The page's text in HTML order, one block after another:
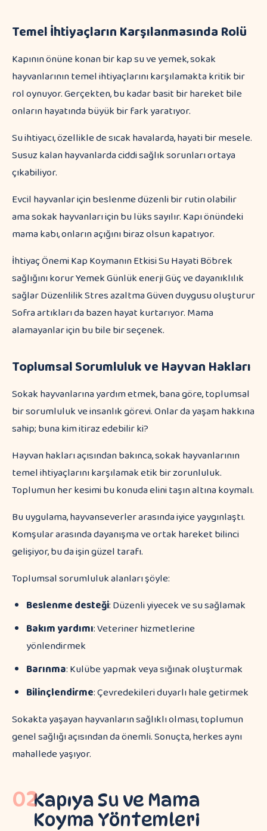
Temel İhtiyaçların Karşılanmasında Rolü
Kapının önüne konan bir kap su ve yemek, sokak
hayvanlarının temel ihtiyaçlarını karşılamakta kritik bir
rol oynuyor. Gerçekten, bu kadar basit bir hareket bile
onların hayatında büyük bir fark yaratıyor.
Su ihtiyacı, özellikle de sıcak havalarda, hayati bir mesele.
Susuz kalan hayvanlarda ciddi sağlık sorunları ortaya
çıkabiliyor.
Evcil hayvanlar için beslenme düzenli bir rutin olabilir
ama sokak hayvanları için bu lüks sayılır. Kapı önündeki
mama kabı, onların açığını biraz olsun kapatıyor.
İhtiyaç Önemi Kap Koymanın Etkisi Su Hayati Böbrek
sağlığını korur Yemek Günlük enerji Güç ve dayanıklılık
sağlar Düzenlilik Stres azaltma Güven duygusu oluşturur
Sofra artıkları da bazen hayat kurtarıyor. Mama
alamayanlar için bu bile bir seçenek.
Toplumsal Sorumluluk ve Hayvan Hakları
Sokak hayvanlarına yardım etmek, bana göre, toplumsal
bir sorumluluk ve insanlık görevi. Onlar da yaşam hakkına
sahip; buna kim itiraz edebilir ki?
Hayvan hakları açısından bakınca, sokak hayvanlarının
temel ihtiyaçlarını karşılamak etik bir zorunluluk.
Toplumun her kesimi bu konuda elini taşın altına koymalı.
Bu uygulama, hayvanseverler arasında iyice yaygınlaştı.
Komşular arasında dayanışma ve ortak hareket bilinci
gelişiyor, bu da işin güzel tarafı.
Toplumsal sorumluluk alanları şöyle:
Beslenme desteği: Düzenli yiyecek ve su sağlamak
Bakım yardımı: Veteriner hizmetlerine
yönlendirmek
Barınma: Kulübe yapmak veya sığınak oluşturmak
Bilinçlendirme: Çevredekileri duyarlı hale getirmek
Sokakta yaşayan hayvanların sağlıklı olması, toplumun
genel sağlığı açısından da önemli. Sonuçta, herkes aynı
mahallede yaşıyor.
02Kapıya Su ve Mama
Koyma Yöntemleri